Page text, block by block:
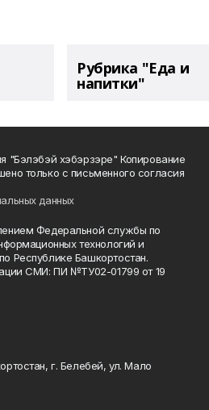
Рубрика "Еда и
напитки"
"Бэлэбэй хэбэрзэре" Копирование
только с письменного согласия
данных
Федеральной службы по
технологий и
Республике Башкортостан.
СМИ: ПИ №ТУ02-01799 от 19
г. Белебей, ул. Мало